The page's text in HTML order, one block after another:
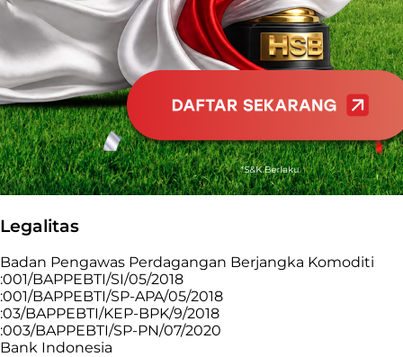
Legalitas
Badan Pengawas Perdagangan Berjangka Komoditi
:001/BAPPEBTI/SI/05/2018
:001/BAPPEBTI/SP-APA/05/2018
:03/BAPPEBTI/KEP-BPK/9/2018
:003/BAPPEBTI/SP-PN/07/2020
Bank Indonesia